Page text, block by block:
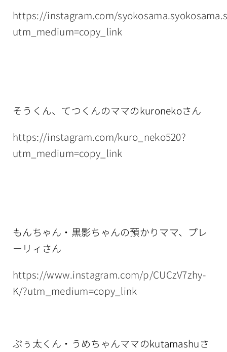
https://instagram.com/
utm_medium=copy_link
そうくん、てつくんのママのkuronekoさん
https://instagram.com/kuro_neko520?
utm_medium=copy_link
もんちゃん・黒影ちゃんの預かりママ、プレ
ーリィさん
https://www.instagram.com/p/CUCzV7zhy-
K/?utm_medium=copy_link
ぷぅ太くん・うめちゃんママのkutamashuさ